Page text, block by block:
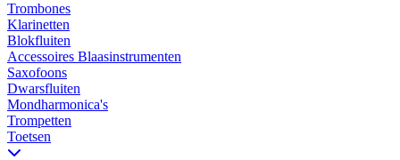
Trombones
Klarinetten
Blokfluiten
Accessoires Blaasinstrumenten
Saxofoons
Dwarsfluiten
Mondharmonica's
Trompetten
Toetsen